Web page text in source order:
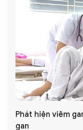
Phát hiện viêm
gan